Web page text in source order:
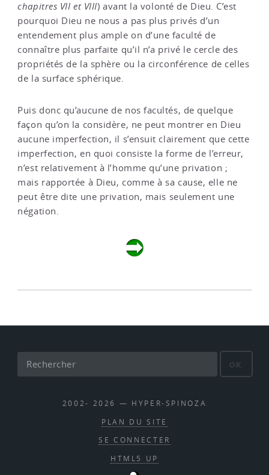
chapitres VII et VIII) avant la volonté de Dieu. C’est
pourquoi Dieu ne nous a pas plus privés d’un
entendement plus ample on d’une faculté de
connaître plus parfaite qu’il n’a privé le cercle des
propriétés de la sphère ou la circonférence de celles
de la surface sphérique.
Puis donc qu’aucune de nos facultés, de quelque
façon qu’on la considère, ne peut montrer en Dieu
aucune imperfection, il s’ensuit clairement que cette
imperfection, en quoi consiste la forme de l’erreur,
n’est relativement à l’homme qu’une privation ;
mais rapportée à Dieu, comme à sa cause, elle ne
peut être dite une privation, mais seulement une
négation.
OK
2002- 2026 — HYPER-SPINOZA
PLAN DU SITE
SE CONNECTER
HTML5 UP